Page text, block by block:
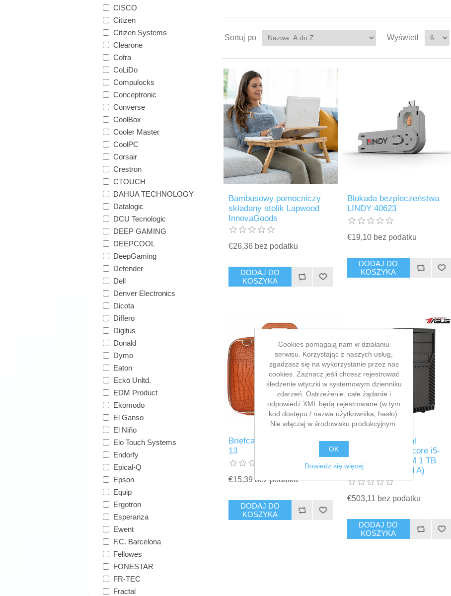
CISCO
Citizen
Citizen Systems
Clearone
Cofra
CoLiDo
Compulocks
Conceptronic
Converse
CoolBox
Cooler Master
CoolPC
Corsair
Crestron
CTOUCH
DAHUA TECHNOLOGY
Datalogic
DCU Tecnologic
DEEP GAMING
DEEPCOOL
DeepGaming
Defender
Dell
Denver Electronics
Dicota
Differo
Digitus
Donald
Dymo
Eaton
Eckō Unltd.
EDM Product
Ekomodo
El Ganso
El Niño
Elo Touch Systems
Endorfy
Epical-Q
Epson
Equip
Ergotron
Esperanza
Ewent
F.C. Barcelona
Fellowes
FONESTAR
FR-TEC
Fractal
Sortuj po Wyświetl
Bambusowy pomocniczy
składany stolik Lapwood
InnovaGoods
€26,36 bez podatku
DODAJ DO
KOSZYKA
Blokada bezpieczeństwa
LINDY 40623
€19,10 bez podatku
DODAJ DO
KOSZYKA
Briefcase Bombata E00660-
13
€15,39 bez podatku
DODAJ DO
KOSZYKA
Desktop PC iggual
PSIPCH712 intel core i5-
12400 16 GB RAM 1 TB
SSD (Refurbished A)
€503,11 bez podatku
DODAJ DO
KOSZYKA
Cookies pomagają nam w działaniu
serwisu. Korzystając z naszych usług,
zgadzasz się na wykorzystanie przez nas
cookies. Zaznacz jeśli chcesz rejestrować
śledzenie wtyczki w systemowym dzienniku
zdarzeń. Ostrzeżenie: całe żądanie i
odpowiedź XML będą rejestrowane (w tym
kod dostępu / nazwa użytkownika, hasło).
Nie włączaj w środowisku produkcyjnym.
OK
Dowiedz się więcej